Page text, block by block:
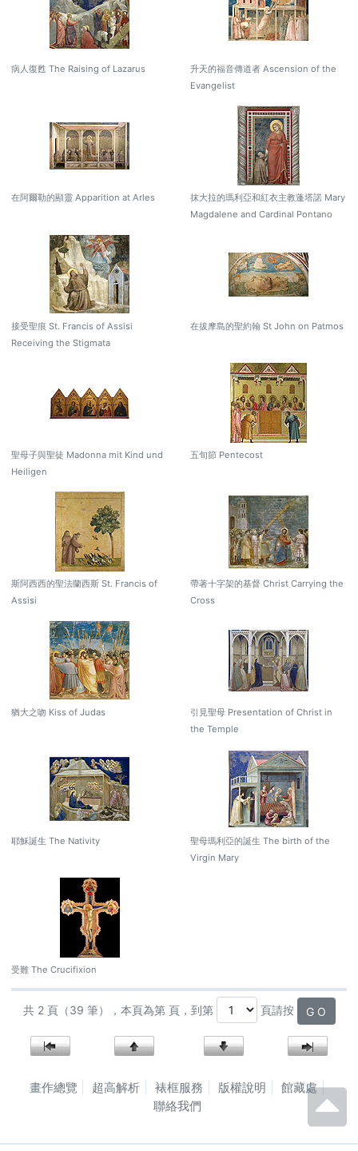
病人復甦 The Raising of Lazarus
升天的福音傳道者 Ascension of the
Evangelist
在阿爾勒的顯靈 Apparition at Arles
抹大拉的瑪利亞和紅衣主教蓬塔諾 Mary
Magdalene and Cardinal Pontano
接受聖痕 St. Francis of Assisi
Receiving the Stigmata
在拔摩島的聖約翰 St John on Patmos
聖母子與聖徒 Madonna mit Kind und
Heiligen
五旬節 Pentecost
斯阿西西的聖法蘭西斯 St. Francis of
Assisi
帶著十字架的基督 Christ Carrying the
Cross
猶大之吻 Kiss of Judas
引見聖母 Presentation of Christ in
the Temple
耶穌誕生 The Nativity
聖母瑪利亞的誕生 The birth of the
Virgin Mary
受難 The Crucifixion
共 2 頁（39 筆），本頁為第 頁，到第 頁請按 G O
畫作總覽 超高解析 裱框服務 版權說明
館藏處
聯絡我們